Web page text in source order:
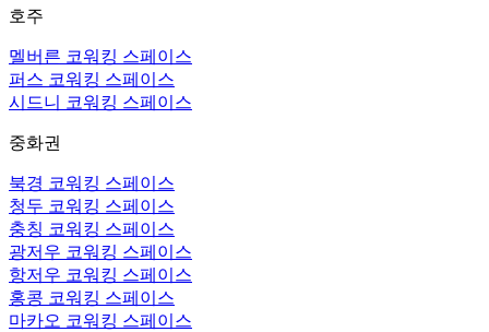
호주
멜버른 코워킹 스페이스
퍼스 코워킹 스페이스
시드니 코워킹 스페이스
중화권
북경 코워킹 스페이스
청두 코워킹 스페이스
충칭 코워킹 스페이스
광저우 코워킹 스페이스
항저우 코워킹 스페이스
홍콩 코워킹 스페이스
마카오 코워킹 스페이스